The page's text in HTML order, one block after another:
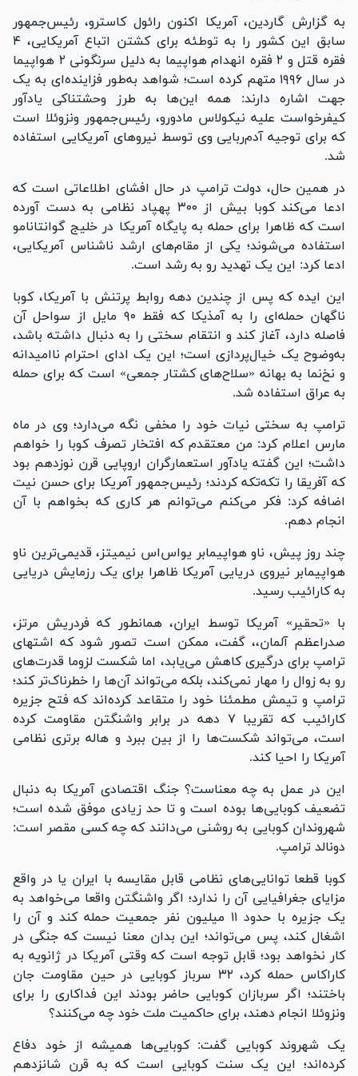
به گزارش گاردین، آمریکا اکنون رائول کاسترو، رئیس‌جمهور
سابق این کشور را به توطئه برای کشتن اتباع آمریکایی، ۴
فقره قتل و ۲ فقره انهدام هواپیما به دلیل سرنگونی ۲ هواپیما
در سال ۱۹۹۶ متهم کرده است؛ شواهد به‌طور فزاینده‌ای به یک
جهت اشاره دارند: همه این‌ها به طرز وحشتناکی یادآور
کیفرخواست علیه نیکولاس مادورو، رئیس‌جمهور ونزوئلا است
که برای توجیه آدم‌ربایی وی توسط نیروهای آمریکایی استفاده
شد.
در همین حال، دولت ترامپ در حال افشای اطلاعاتی است که
ادعا می‌کند کوبا بیش از ۳۰۰ پهپاد نظامی به دست آورده
است که ظاهرا برای حمله به پایگاه آمریکا در خلیج گوانتانامو
استفاده می‌شوند؛ یکی از مقام‌های ارشد ناشناس آمریکایی،
ادعا کرد: این یک تهدید رو به رشد است.
این ایده که پس از چندین دهه روابط پرتنش با آمریکا، کوبا
ناگهان حمله‌ای را به آمذیکا که فقط ۹۰ مایل از سواحل آن
فاصله دارد، آغاز کند و انتقام سختی را به دنبال داشته باشد،
به‌وضوح یک خیال‌پردازی است؛ این یک ادای احترام ناامیدانه
و نخ‌نما به بهانه «سلاح‌های کشتار جمعی» است که برای حمله
به عراق استفاده شد.
ترامپ به سختی نیات خود را مخفی نگه می‌دارد؛ وی در ماه
مارس اعلام کرد: من معتقدم که افتخار تصرف کوبا را خواهم
داشت؛ این گفته یادآور استعمارگران اروپایی قرن نوزدهم بود
که آفریقا را تکه‌تکه کردند؛ رئیس‌جمهور آمریکا برای حسن نیت
اضافه کرد: فکر می‌کنم می‌توانم هر کاری که بخواهم با آن
انجام دهم.
چند روز پیش، ناو هواپیمابر یواس‌اس نیمیتز، قدیمی‌ترین ناو
هواپیمابر نیروی دریایی آمریکا ظاهرا برای یک رزمایش دریایی
به کارائیب رسید.
با «تحقیر» آمریکا توسط ایران، همانطور که فردریش مرتز،
صدراعظم آلمان،، گفت، ممکن است تصور شود که اشتهای
ترامپ برای درگیری کاهش می‌یابد، اما شکست لزوما قدرت‌های
رو به زوال را مهار نمی‌کند، بلکه می‌تواند آن‌ها را خطرناک‌تر کند؛
ترامپ و تیمش مطمئنا خود را متقاعد کرده‌اند که فتح جزیره
کارائیب که تقریبا ۷ دهه در برابر واشنگتن مقاومت کرده
است، می‌تواند شکست‌ها را از بین ببرد و هاله‌ برتری نظامی
آمریکا را احیا کند.
این در عمل به چه معناست؟ جنگ اقتصادی آمریکا به دنبال
تضعیف کوبایی‌ها بوده است و تا حد زیادی موفق شده است؛
شهروندان کوبایی به روشنی می‌دانند که چه کسی مقصر است:
دونالد ترامپ.
کوبا قطعا توانایی‌های نظامی قابل مقایسه با ایران یا در واقع
مزایای جغرافیایی آن را ندارد؛ اگر واشنگتن واقعا می‌خواهد به
یک جزیره با حدود ۱۱ میلیون نفر جمعیت حمله کند و آن را
اشغال کند، پس می‌تواند؛ این بدان معنا نیست که جنگی در
کار نخواهد بود؛ قابل توجه است که وقتی آمریکا در ژانویه به
کاراکاس حمله کرد، ۳۲ سرباز کوبایی در حین مقاومت جان
باختند؛ اگر سربازان کوبایی حاضر بودند این فداکاری را برای
ونزوئلا انجام دهند، برای حاکمیت ملت خود چه می‌کنند؟
یک شهروند کوبایی گفت: کوبایی‌ها همیشه از خود دفاع
کرده‌اند؛ این یک سنت کوبایی است که به قرن شانزدهم